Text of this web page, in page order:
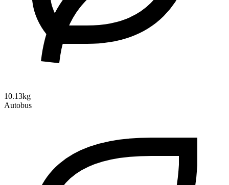
10.13kg
Autobus